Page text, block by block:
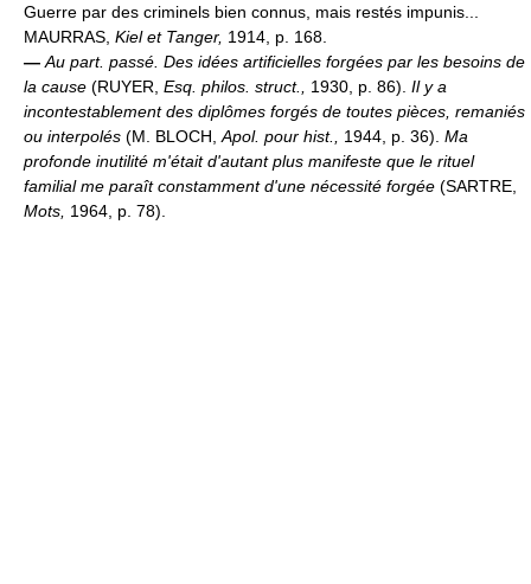
Guerre par des criminels bien connus, mais restés impunis...
MAURRAS, Kiel et Tanger, 1914, p. 168.
— Au part. passé. Des idées artificielles forgées par les besoins de
la cause (RUYER, Esq. philos. struct., 1930, p. 86). Il y a
incontestablement des diplômes forgés de toutes pièces, remaniés
ou interpolés (M. BLOCH, Apol. pour hist., 1944, p. 36). Ma
profonde inutilité m'était d'autant plus manifeste que le rituel
familial me paraît constamment d'une nécessité forgée (SARTRE,
Mots, 1964, p. 78).